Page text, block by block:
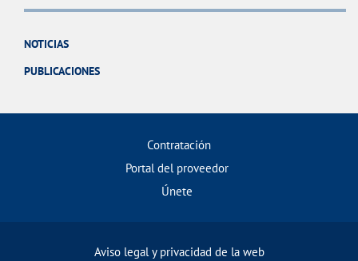
NOTICIAS
PUBLICACIONES
Contratación
Portal del proveedor
Únete
Aviso legal y privacidad de la web